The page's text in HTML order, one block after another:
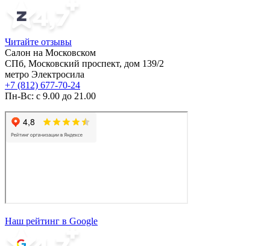
Читайте отзывы
Салон на Московском
СПб, Московский проспект, дом 139/2
метро Электросила
+7 (812) 677-70-24
Пн-Вс: с 9.00 до 21.00
Наш рейтинг в Google